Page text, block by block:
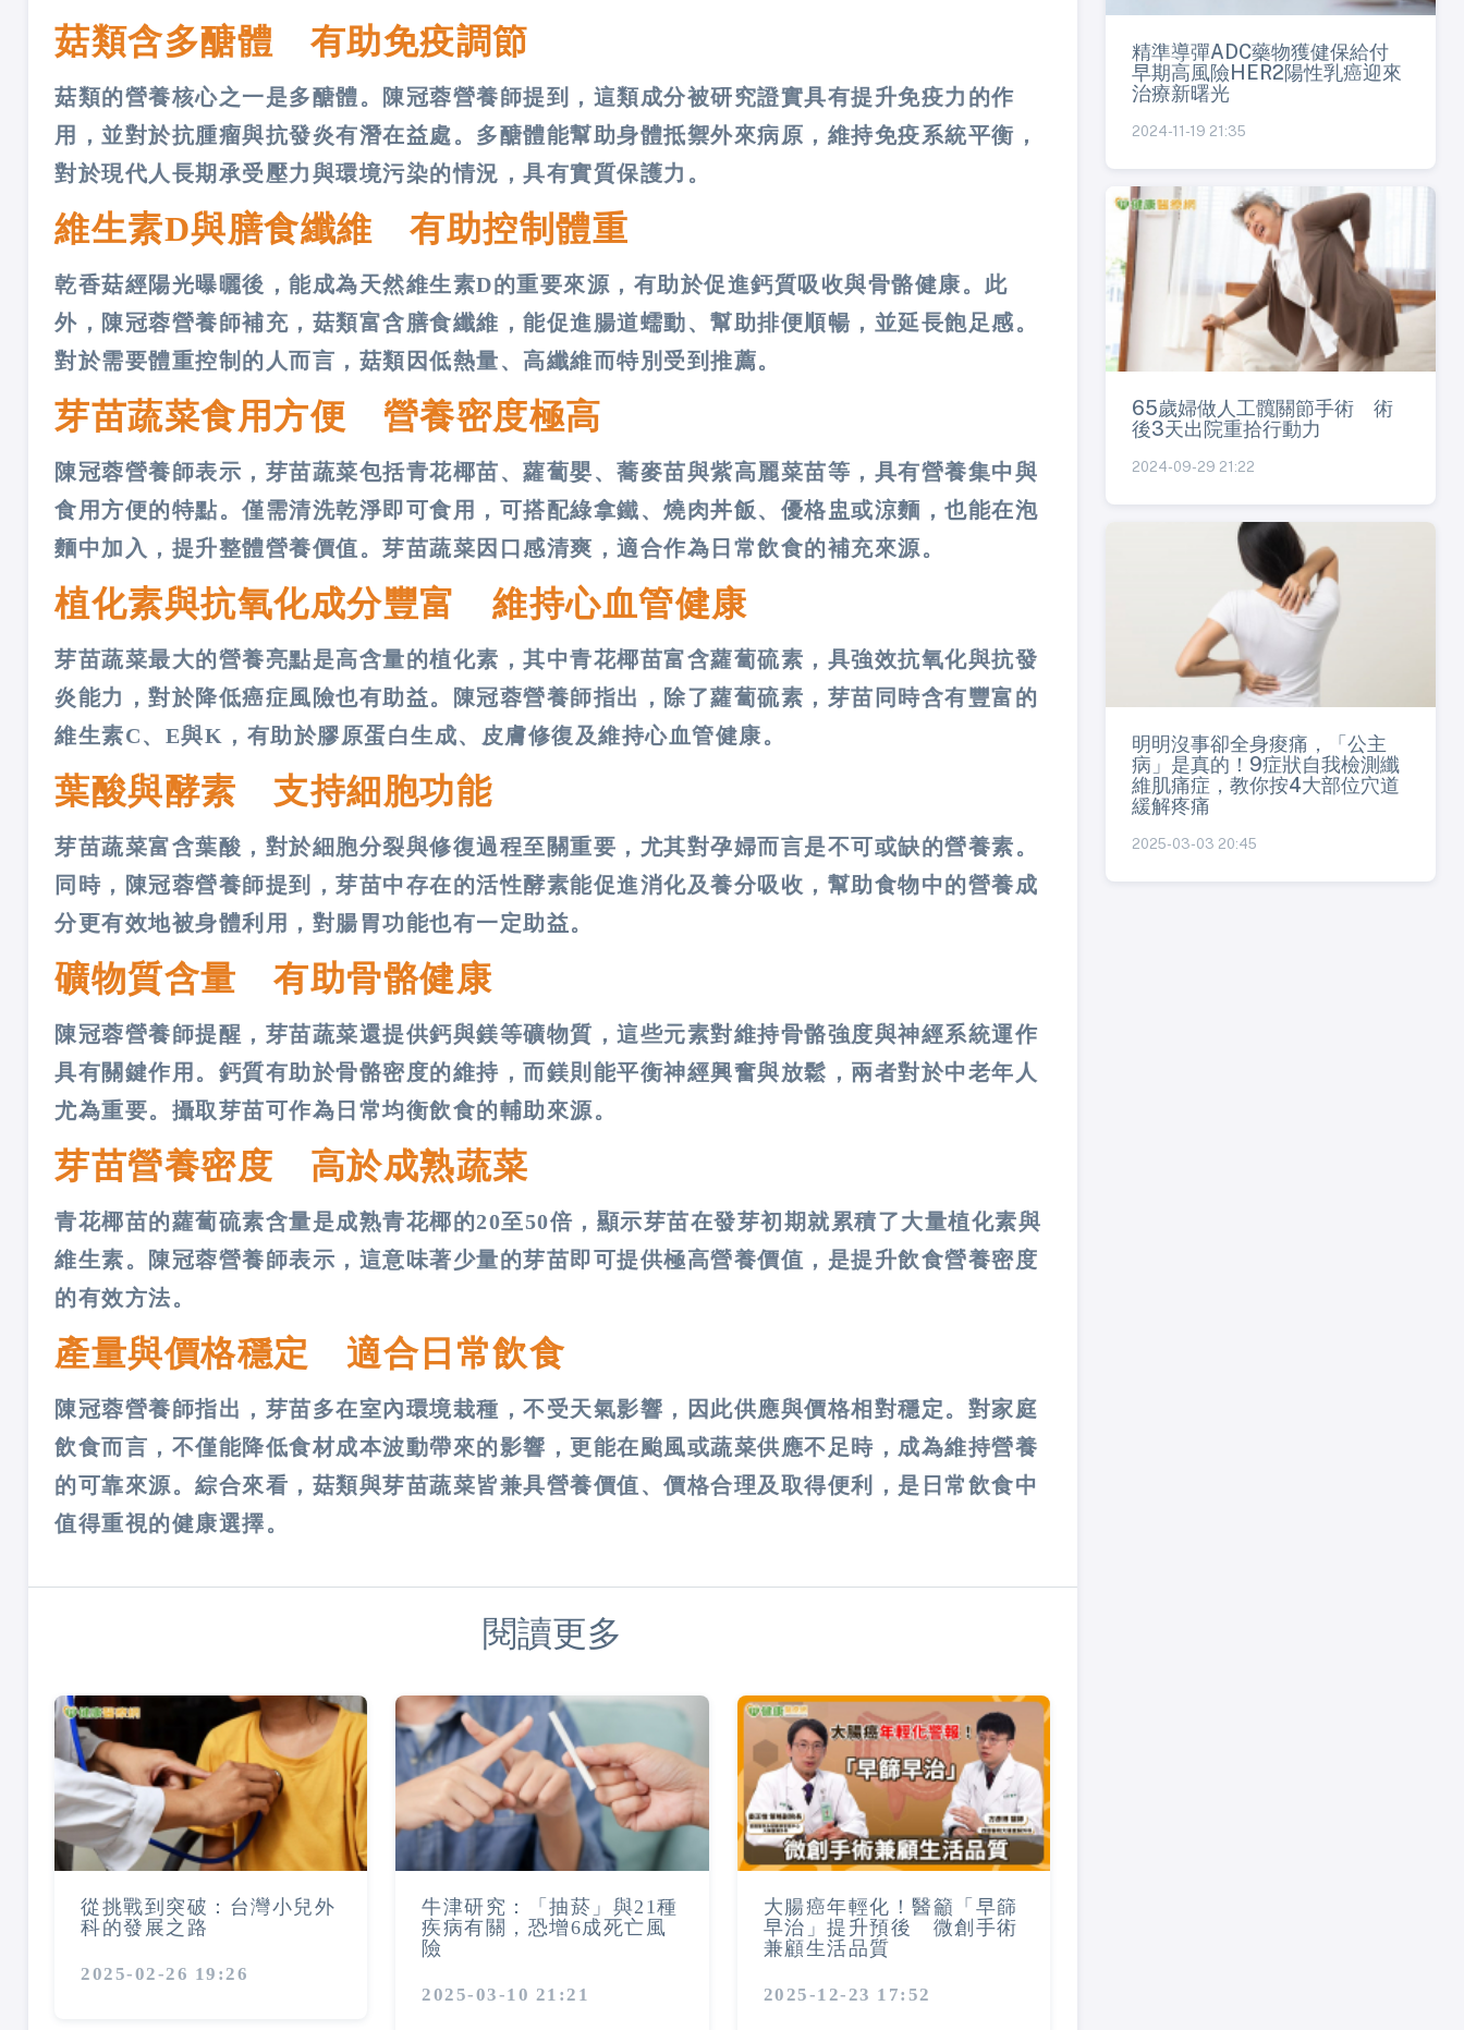
菇類含多醣體 有助免疫調節
菇類的營養核心之一是多醣體。陳冠蓉營養師提到，這類成分被研究證實具有提升免疫力的作
用，並對於抗腫瘤與抗發炎有潛在益處。多醣體能幫助身體抵禦外來病原，維持免疫系統平衡，
對於現代人長期承受壓力與環境污染的情況，具有實質保護力。
維生素D與膳食纖維 有助控制體重
乾香菇經陽光曝曬後，能成為天然維生素D的重要來源，有助於促進鈣質吸收與骨骼健康。此
外，陳冠蓉營養師補充，菇類富含膳食纖維，能促進腸道蠕動、幫助排便順暢，並延長飽足感。
對於需要體重控制的人而言，菇類因低熱量、高纖維而特別受到推薦。
芽苗蔬菜食用方便 營養密度極高
陳冠蓉營養師表示，芽苗蔬菜包括青花椰苗、蘿蔔嬰、蕎麥苗與紫高麗菜苗等，具有營養集中與
食用方便的特點。僅需清洗乾淨即可食用，可搭配綠拿鐵、燒肉丼飯、優格盅或涼麵，也能在泡
麵中加入，提升整體營養價值。芽苗蔬菜因口感清爽，適合作為日常飲食的補充來源。
植化素與抗氧化成分豐富 維持心血管健康
芽苗蔬菜最大的營養亮點是高含量的植化素，其中青花椰苗富含蘿蔔硫素，具強效抗氧化與抗發
炎能力，對於降低癌症風險也有助益。陳冠蓉營養師指出，除了蘿蔔硫素，芽苗同時含有豐富的
維生素C、E與K，有助於膠原蛋白生成、皮膚修復及維持心血管健康。
葉酸與酵素 支持細胞功能
芽苗蔬菜富含葉酸，對於細胞分裂與修復過程至關重要，尤其對孕婦而言是不可或缺的營養素。
同時，陳冠蓉營養師提到，芽苗中存在的活性酵素能促進消化及養分吸收，幫助食物中的營養成
分更有效地被身體利用，對腸胃功能也有一定助益。
礦物質含量 有助骨骼健康
陳冠蓉營養師提醒，芽苗蔬菜還提供鈣與鎂等礦物質，這些元素對維持骨骼強度與神經系統運作
具有關鍵作用。鈣質有助於骨骼密度的維持，而鎂則能平衡神經興奮與放鬆，兩者對於中老年人
尤為重要。攝取芽苗可作為日常均衡飲食的輔助來源。
芽苗營養密度 高於成熟蔬菜
青花椰苗的蘿蔔硫素含量是成熟青花椰的20至50倍，顯示芽苗在發芽初期就累積了大量植化素與
維生素。陳冠蓉營養師表示，這意味著少量的芽苗即可提供極高營養價值，是提升飲食營養密度
的有效方法。
產量與價格穩定 適合日常飲食
陳冠蓉營養師指出，芽苗多在室內環境栽種，不受天氣影響，因此供應與價格相對穩定。對家庭
飲食而言，不僅能降低食材成本波動帶來的影響，更能在颱風或蔬菜供應不足時，成為維持營養
的可靠來源。綜合來看，菇類與芽苗蔬菜皆兼具營養價值、價格合理及取得便利，是日常飲食中
值得重視的健康選擇。
閱讀更多
從挑戰到突破：台灣小兒外
科的發展之路
2025-02-26 19:26
牛津研究：「抽菸」與21種
疾病有關，恐增6成死亡風
險
2025-03-10 21:21
大腸癌年輕化！醫籲「早篩
早治」提升預後 微創手術
兼顧生活品質
2025-12-23 17:52
精準導彈ADC藥物獲健保給付
早期高風險HER2陽性乳癌迎來
治療新曙光
2024-11-19 21:35
65歲婦做人工髖關節手術 術
後3天出院重拾行動力
2024-09-29 21:22
明明沒事卻全身痠痛，「公主
病」是真的！9症狀自我檢測纖
維肌痛症，教你按4大部位穴道
緩解疼痛
2025-03-03 20:45